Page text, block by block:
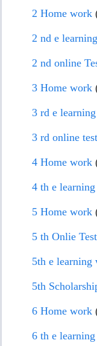
2 Home work
2 nd e learning
2 nd online
3 Home work
3 rd e
3 rd online test
4 Home work
4 th e
5 Home work
5 th Onlie Test
5th e learning
5th
6 Home work
6 th e